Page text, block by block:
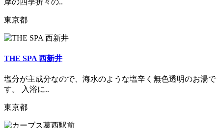
東京都
THE SPA 西新井
塩分が主成分なので、海水のような塩辛く無色透明のお湯で
す。 入浴に..
東京都